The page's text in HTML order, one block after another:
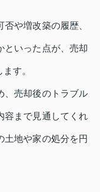
や増改築の履歴、
といった点が、売却
す。
、売却後のトラブル
容まで見通してくれ
土地や家の処分を円